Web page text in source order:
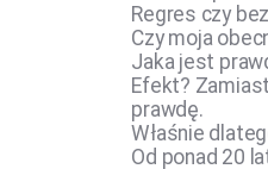
Regres czy
Czy moja
Jaka jest
Efekt?
prawdę.
Właśnie
Od ponad 20